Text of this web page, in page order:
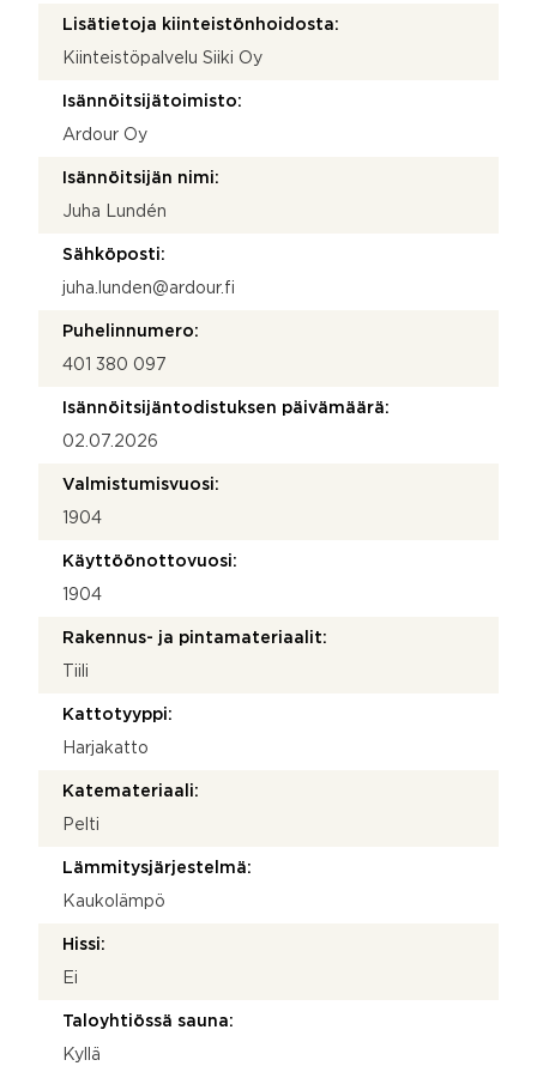
Lisätietoja kiinteistönhoidosta:
Kiinteistöpalvelu Siiki Oy
Isännöitsijätoimisto:
Ardour Oy
Isännöitsijän nimi:
Juha Lundén
Sähköposti:
juha.lunden@ardour.fi
Puhelinnumero:
401 380 097
Isännöitsijäntodistuksen päivämäärä:
02.07.2026
Valmistumisvuosi:
1904
Käyttöönottovuosi:
1904
Rakennus- ja pintamateriaalit:
Tiili
Kattotyyppi:
Harjakatto
Katemateriaali:
Pelti
Lämmitysjärjestelmä:
Kaukolämpö
Hissi:
Ei
Taloyhtiössä sauna:
Kyllä